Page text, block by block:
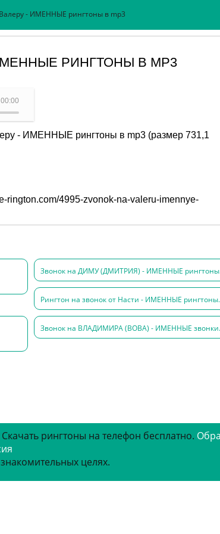
- ИМЕННЫЕ рингтоны в mp3
РИНГТОНЫ В MP3
00:00 на Валеру
- ИМЕННЫЕ рингтоны в mp3 (размер 731,1
rington.com/4995-zvonok-na-valeru-imennye-
Звонок на ДИМУ (ДМИТРИЯ) - ИМЕННЫЕ
Рингтон на звонок от Насти - ИМЕННЫЕ
Звонок на ВЛАДИМИРА (ВОВА) - ИМЕННЫЕ
рингтоны на телефон бесплатно.
целях.